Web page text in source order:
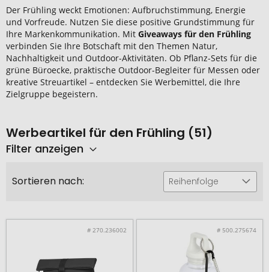
Der Frühling weckt Emotionen: Aufbruchstimmung, Energie
und Vorfreude. Nutzen Sie diese positive Grundstimmung für
Ihre Markenkommunikation. Mit Giveaways für den Frühling
verbinden Sie Ihre Botschaft mit den Themen Natur,
Nachhaltigkeit und Outdoor-Aktivitäten. Ob Pflanz-Sets für die
grüne Büroecke, praktische Outdoor-Begleiter für Messen oder
kreative Streuartikel – entdecken Sie Werbemittel, die Ihre
Zielgruppe begeistern.
Werbeartikel für den Frühling (51)
Filter anzeigen
Sortieren nach: Reihenfolge
# 270.236002 # 500.275674